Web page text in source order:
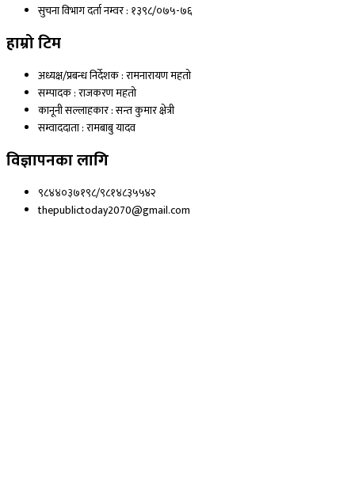
सुचना विभाग दर्ता नम्वर : १३९८/०७५-७६
हाम्रो टिम
अध्यक्ष/प्रबन्ध निर्देशक : रामनारायण महतो
सम्पादक : राजकरण महतो
कानूनी सल्लाहकार : सन्त कुमार क्षेत्री
सम्वाददाता : रामबाबु यादव
विज्ञापनका लागि
९८४४०३७१९८/९८१४८३५५४२
thepublictoday2070@gmail.com